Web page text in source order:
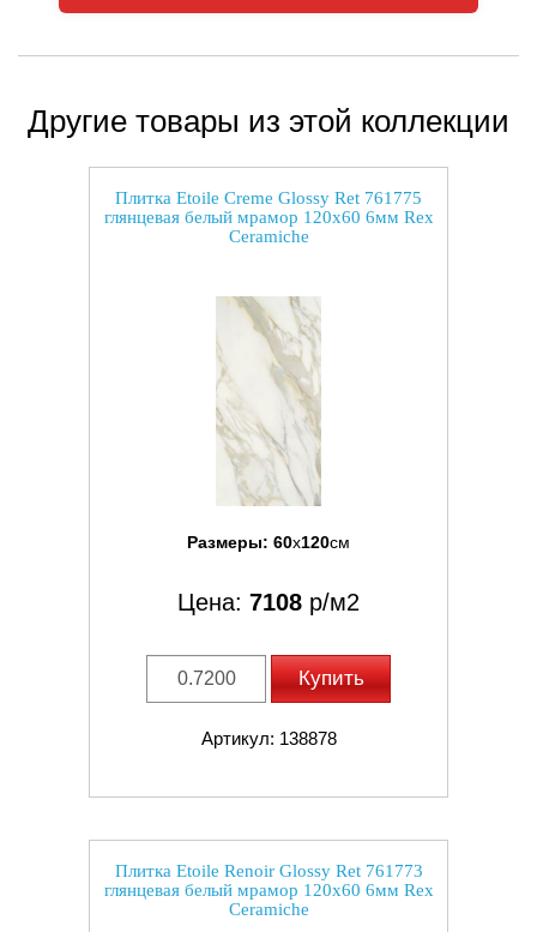
Другие товары из этой коллекции
Плитка Etoile Creme Glossy Ret 761775
глянцевая белый мрамор 120x60 6мм Rex
Ceramiche
Размеры: 60x120см
Цена: 7108 р/м2
Купить
Артикул: 138878
Плитка Etoile Renoir Glossy Ret 761773
глянцевая белый мрамор 120x60 6мм Rex
Ceramiche